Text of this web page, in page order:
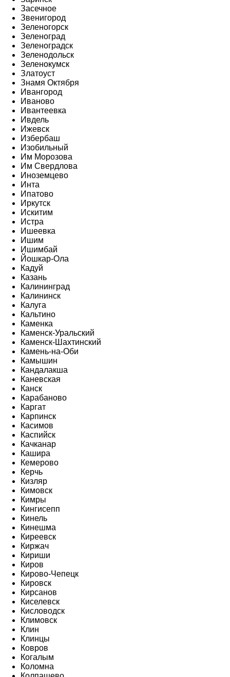
Засечное
Звенигород
Зеленогорск
Зеленоград
Зеленоградск
Зеленодольск
Зеленокумск
Златоуст
Знамя Октября
Ивангород
Иваново
Ивантеевка
Ивдель
Ижевск
Избербаш
Изобильный
Им Морозова
Им Свердлова
Иноземцево
Инта
Ипатово
Иркутск
Искитим
Истра
Ишеевка
Ишим
Ишимбай
Йошкар-Ола
Кадуй
Казань
Калининград
Калининск
Калуга
Кальтино
Каменка
Каменск-Уральский
Каменск-Шахтинский
Камень-на-Оби
Камышин
Кандалакша
Каневская
Канск
Карабаново
Каргат
Карпинск
Касимов
Каспийск
Качканар
Кашира
Кемерово
Керчь
Кизляр
Кимовск
Кимры
Кингисепп
Кинель
Кинешма
Киреевск
Киржач
Кириши
Киров
Кирово-Чепецк
Кировск
Кирсанов
Киселевск
Кисловодск
Климовск
Клин
Клинцы
Ковров
Когалым
Коломна